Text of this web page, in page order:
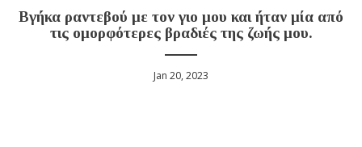
Βγήκα ραντεβού με τον γιο μου και ήταν μία από
τις ομορφότερες βραδιές της ζωής μου.
Jan 20, 2023